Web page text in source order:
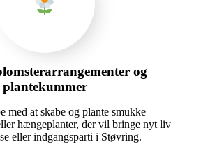
og
plantekummer
med at skabe og plante smukke
hængeplanter, der vil bringe nyt liv
eller indgangsparti i Støvring.